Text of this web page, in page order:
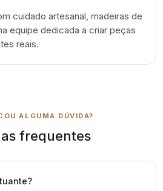
cuidado artesanal, madeiras de
equipe dedicada a criar peças
reais.
ALGUMA DÚVIDA?
frequentes